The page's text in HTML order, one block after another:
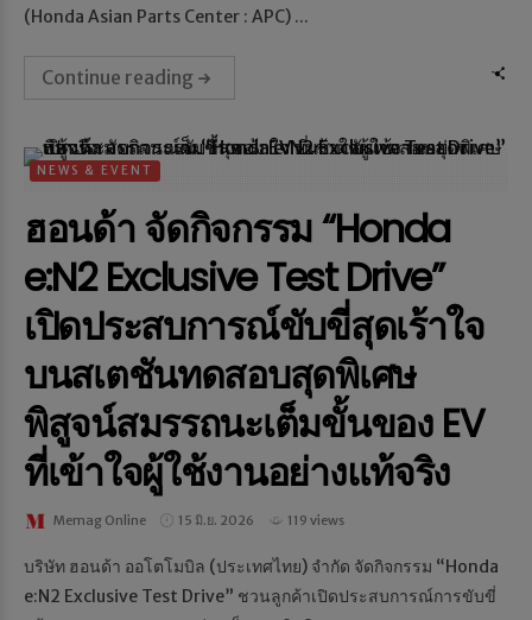
(Honda Asian Parts Center : APC) ...
Continue reading
NEWS & EVENT
ฮอนด้า จัดกิจกรรม “Honda
e:N2 Exclusive Test Drive”
เปิดประสบการณ์ขับขี่สุดเร้าใจ
บนสเตชันทดสอบสุดพิเศษ
พิสูจน์สมรรถนะเต็มขั้นของ EV
ที่เข้าใจผู้ใช้งานอย่างแท้จริง
Memag Online 15 มิ.ย. 2026 119 views
บริษัท ฮอนด้า ออโตโมบิล (ประเทศไทย) จำกัด จัดกิจกรรม “Honda
e:N2 Exclusive Test Drive” ชวนลูกค้าเปิดประสบการณ์การขับขี่